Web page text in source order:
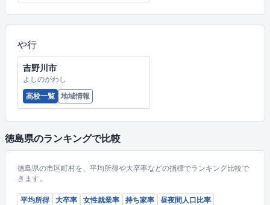
や行
吉野川市
よしのがわし
高校一覧
地域情報
徳島県のランキングで比較
徳島県の市区町村を、平均所得や大卒率などの指標でランキング比較で
きます。
平均所得 大卒率 女性就業率 持ち家率
昼夜間人口比率